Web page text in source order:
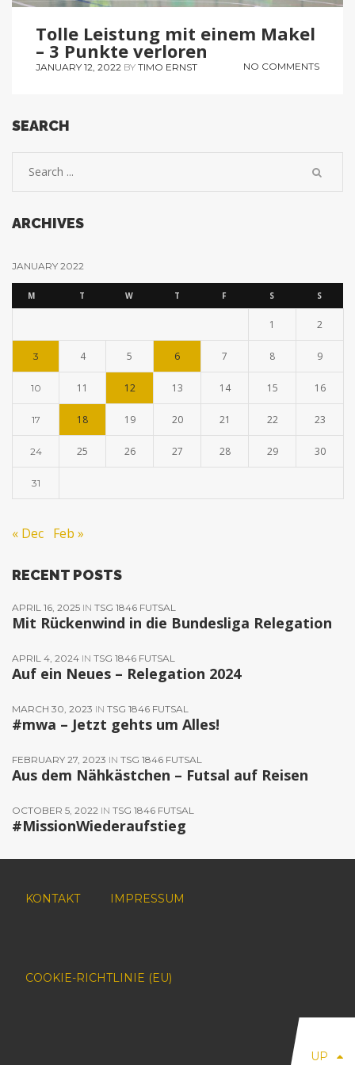
Tolle Leistung mit einem Makel
– 3 Punkte verloren
JANUARY 12, 2022 BY TIMO ERNST NO COMMENTS
SEARCH
ARCHIVES
JANUARY 2022
M T W T F S S
1 2
3 4 5 6 7 8 9
10 11 12 13 14 15 16
17 18 19 20 21 22 23
24 25 26 27 28 29 30
31
« Dec Feb »
RECENT POSTS
APRIL 16, 2025 IN TSG 1846 FUTSAL
Mit Rückenwind in die Bundesliga Relegation
APRIL 4, 2024 IN TSG 1846 FUTSAL
Auf ein Neues – Relegation 2024
MARCH 30, 2023 IN TSG 1846 FUTSAL
#mwa – Jetzt gehts um Alles!
FEBRUARY 27, 2023 IN TSG 1846 FUTSAL
Aus dem Nähkästchen – Futsal auf Reisen
OCTOBER 5, 2022 IN TSG 1846 FUTSAL
#MissionWiederaufstieg
KONTAKT IMPRESSUM
COOKIE-RICHTLINIE (EU)
UP